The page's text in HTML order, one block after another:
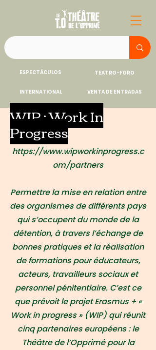
ESPECTÁCULOS TEATRO-FORO
INTERNATIONAL VENTA DE ENTRADAS
WIP : Work In
Progress
https://www.wipworkinprogress.c
om/partners
Permettre la mise en relation entre
des organismes de différents pays
qui s’occupent du monde de la
détention, à travers l’échange de
bonnes pratiques et la réalisation
de formations pour éducateurs,
acteurs, travailleurs sociaux et
personnel pénitentiaire. C’est ce
que prévoit le projet Erasmus + «
Work in progress » (WIP) qui réunit
cinq partenaires européens : le
Théâtre de l’Opprimé pour la